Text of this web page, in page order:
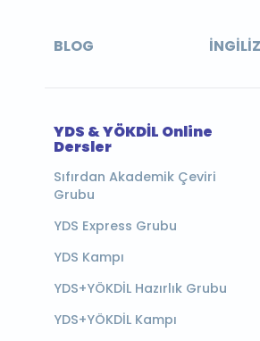
BLOG
YDS & YÖKDİL Online
Dersler
Sıfırdan Akademik Çeviri
Grubu
YDS Express Grubu
YDS Kampı
YDS+YÖKDİL Hazırlık Grubu
YDS+YÖKDİL Kampı